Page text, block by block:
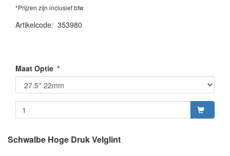
*Prijzen zijn inclusief btw
Artikelcode: 353980
Maat Optie
Schwalbe Hoge Druk Velglint